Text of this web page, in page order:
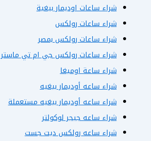
شراء ساعات اوديمار بيغية
شراء ساعات رولكس
شراء ساعات رولكس بمصر
شراء ساعات رولكس جي ام تي ماستر
شراء ساعة اوميغا
شراء ساعه أوديمار بيغيه
شراء ساعه أوديمار بيغيه مستعملة
شراء ساعه جيجر لوكولتر
شراء ساعه رولكس ديت جست